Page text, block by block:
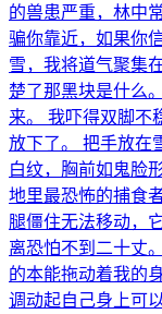
的兽患严重，林中
骗你靠近，如果你
雪，我将道气聚集
楚了那黑块是什么
来。 我吓得双脚不
放下了。 把手放在
白纹，胸前如鬼脸
地里最恐怖的捕食
腿僵住无法移动，
离恐怕不到二十丈
的本能拖动着我的
调动起自己身上可